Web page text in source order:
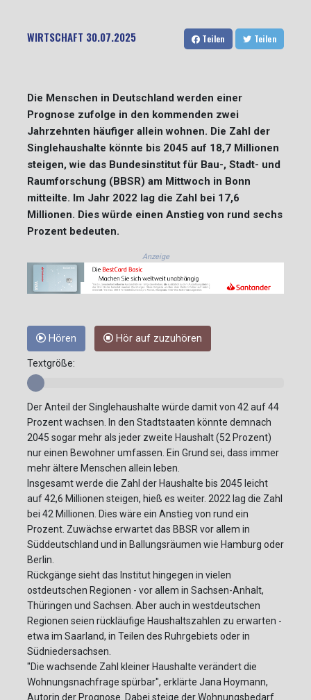
WIRTSCHAFT 30.07.2025 Teilen Teilen
Die Menschen in Deutschland werden einer
Prognose zufolge in den kommenden zwei
Jahrzehnten häufiger allein wohnen. Die Zahl der
Singlehaushalte könnte bis 2045 auf 18,7 Millionen
steigen, wie das Bundesinstitut für Bau-, Stadt- und
Raumforschung (BBSR) am Mittwoch in Bonn
mitteilte. Im Jahr 2022 lag die Zahl bei 17,6
Millionen. Dies würde einen Anstieg von rund sechs
Prozent bedeuten.
Anzeige
Hören Hör auf zuzuhören
Textgröße:
Der Anteil der Singlehaushalte würde damit von 42 auf 44
Prozent wachsen. In den Stadtstaaten könnte demnach
2045 sogar mehr als jeder zweite Haushalt (52 Prozent)
nur einen Bewohner umfassen. Ein Grund sei, dass immer
mehr ältere Menschen allein leben.
Insgesamt werde die Zahl der Haushalte bis 2045 leicht
auf 42,6 Millionen steigen, hieß es weiter. 2022 lag die Zahl
bei 42 Millionen. Dies wäre ein Anstieg von rund ein
Prozent. Zuwächse erwartet das BBSR vor allem in
Süddeutschland und in Ballungsräumen wie Hamburg oder
Berlin.
Rückgänge sieht das Institut hingegen in vielen
ostdeutschen Regionen - vor allem in Sachsen-Anhalt,
Thüringen und Sachsen. Aber auch in westdeutschen
Regionen seien rückläufige Haushaltszahlen zu erwarten -
etwa im Saarland, in Teilen des Ruhrgebiets oder in
Südniedersachsen.
"Die wachsende Zahl kleiner Haushalte verändert die
Wohnungsnachfrage spürbar", erklärte Jana Hoymann,
Autorin der Prognose. Dabei steige der Wohnungsbedarf